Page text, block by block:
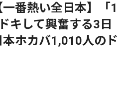
一番熱い全日本】「1
キして興奮する3日
本ホカバ1,010人のド